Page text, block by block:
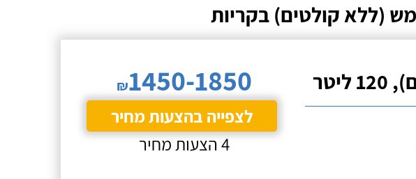
(ללא קולטים) בקריות
₪1450-1850
לצפייה בהצעות מחיר
4 הצעות מחיר